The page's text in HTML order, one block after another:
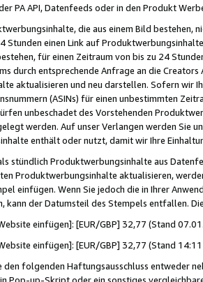
PA API, Datenfeeds oder in den Produkt
die aus einem Bild bestehen,
Stunden einen Link auf
für einen Zeitraum von bis zu 24
durch entsprechende Anfrage an die
aktualisieren und neu darstellen. Sofern wir
(ASINs) für einen unbestimmten
unbeschadet des Vorstehenden
werden. Auf unser Verlangen werden Sie
enthält oder nutzt, damit wir Ihre
stündlich Produktwerbungsinhalte aus
Produktwerbungsinhalte aktualisieren,
einfügen. Wenn Sie jedoch die in Ihrer
kann der Datumsteil des Stempels entfallen.
einfügen]: [EUR/GBP] 32,77 (Stand
einfügen]: [EUR/GBP] 32,77 (Stand
den folgenden Haftungsausschluss entweder
Pop-up-Skript oder ein sonstiges